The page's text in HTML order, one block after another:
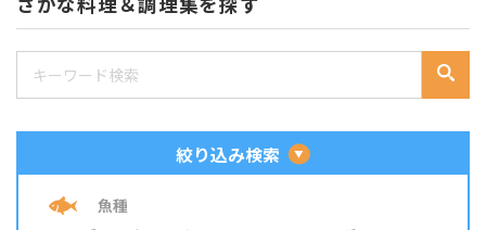
絞り込み検索
魚種